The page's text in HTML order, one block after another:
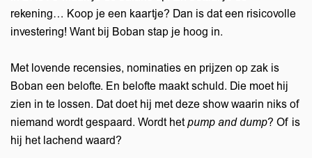
rekening… Koop je een kaartje? Dan is dat een risicovolle
investering! Want bij Boban stap je hoog in.
Met lovende recensies, nominaties en prijzen op zak is
Boban een belofte. En belofte maakt schuld. Die moet hij
zien in te lossen. Dat doet hij met deze show waarin niks of
niemand wordt gespaard. Wordt hetpump and dump? Of is
hij het lachend waard?